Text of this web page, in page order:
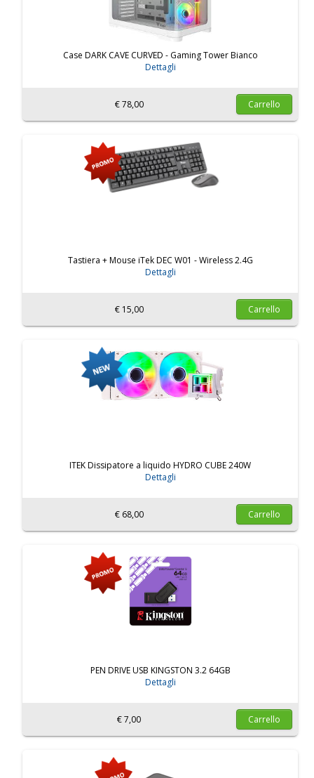
Case DARK CAVE CURVED - Gaming Tower Bianco
Dettagli
€ 78,00 Carrello
Tastiera + Mouse iTek DEC W01 - Wireless 2.4G
Dettagli
€ 15,00 Carrello
ITEK Dissipatore a liquido HYDRO CUBE 240W
Dettagli
€ 68,00 Carrello
PEN DRIVE USB KINGSTON 3.2 64GB
Dettagli
€ 7,00 Carrello